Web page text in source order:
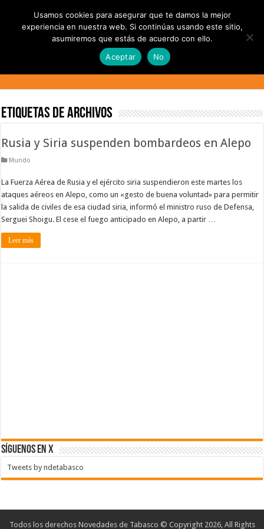
Etiquetas de Archivos
Rusia y Siria suspenden bombardeos en Alepo
Mundo
La Fuerza Aérea de Rusia y el ejército siria suspendieron este martes los
ataques aéreos en Alepo, como un «gesto de buena voluntad» para permitir
la salida de civiles de esa ciudad siria, informó el ministro ruso de Defensa,
Serguei Shoigu. El cese el fuego anticipado en Alepo, a partir …
Leer más
SÍGUENOS EN X
Tweets by ndetabasco
Todos los derechos Novedades de Tabasco © Copyright 2026, All Rights
Usamos cookies para asegurar que te damos la mejor
experiencia en nuestra web. Si continúas usando este sitio,
asumiremos que estás de acuerdo con ello.
Aceptar
No